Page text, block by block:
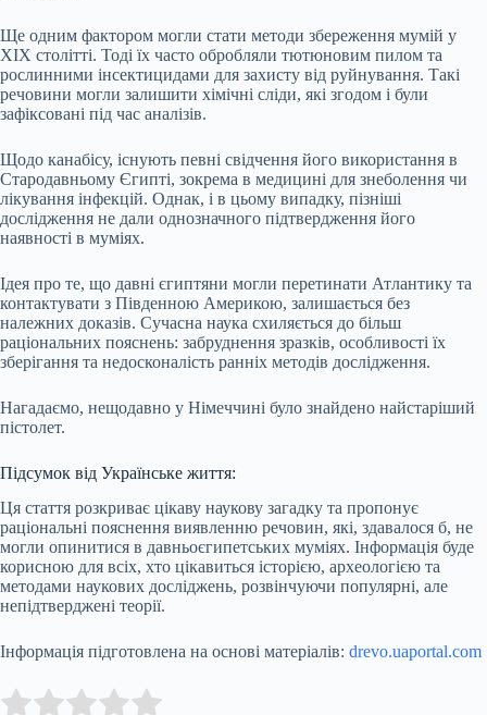
Ще одним фактором могли стати методи збереження мумій у
XIX столітті. Тоді їх часто обробляли тютюновим пилом та
рослинними інсектицидами для захисту від руйнування. Такі
речовини могли залишити хімічні сліди, які згодом і були
зафіксовані під час аналізів.
Щодо канабісу, існують певні свідчення його використання в
Стародавньому Єгипті, зокрема в медицині для знеболення чи
лікування інфекцій. Однак, і в цьому випадку, пізніші
дослідження не дали однозначного підтвердження його
наявності в муміях.
Ідея про те, що давні єгиптяни могли перетинати Атлантику та
контактувати з Південною Америкою, залишається без
належних доказів. Сучасна наука схиляється до більш
раціональних пояснень: забруднення зразків, особливості їх
зберігання та недосконалість ранніх методів дослідження.
Нагадаємо, нещодавно у Німеччині було знайдено найстаріший
пістолет.
Підсумок від Українське життя:
Ця стаття розкриває цікаву наукову загадку та пропонує
раціональні пояснення виявленню речовин, які, здавалося б, не
могли опинитися в давньоєгипетських муміях. Інформація буде
корисною для всіх, хто цікавиться історією, археологією та
методами наукових досліджень, розвінчуючи популярні, але
непідтверджені теорії.
Інформація підготовлена на основі матеріалів: drevo.uaportal.com
Rate this item: